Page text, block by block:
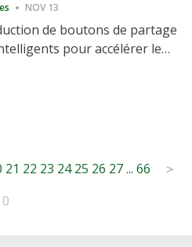
NOV 13
de boutons de partage
pour accélérer le
21 22 23 24 25 26 27... 66 >